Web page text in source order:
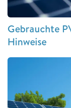
Gebrauchte
Hinweise